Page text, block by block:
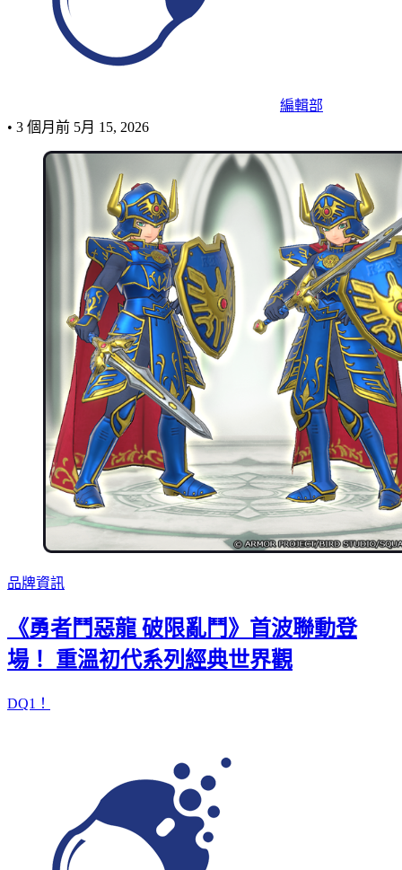
編輯部
• 3 個月前 5月 15, 2026
品牌資訊
《勇者鬥惡龍 破限亂鬥》首波聯動登
場！ 重溫初代系列經典世界觀
DQ1！